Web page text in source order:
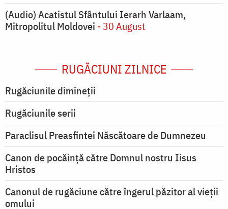
(Audio) Acatistul Sfântului Ierarh Varlaam,
Mitropolitul Moldovei - 30 August
RUGĂCIUNI ZILNICE
Rugăciunile dimineții
Rugăciunile serii
Paraclisul Preasfintei Născătoare de Dumnezeu
Canon de pocăință către Domnul nostru Iisus
Hristos
Canonul de rugăciune către îngerul păzitor al vieții
omului